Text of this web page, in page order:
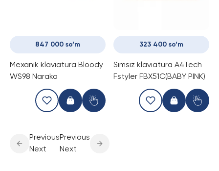
847 000 so‘m
Mexanik klaviatura Bloody
WS98 Naraka
323 400 so‘m
Simsiz klaviatura A4Tech
Fstyler FBX51C(BABY PINK)
Previous
Next
Previous
Next